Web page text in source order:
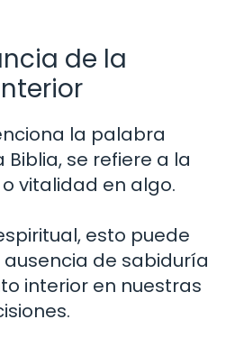
de la
la palabra
Biblia, se refiere a la
vitalidad en algo.
esto puede
de sabiduría
interior en nuestras